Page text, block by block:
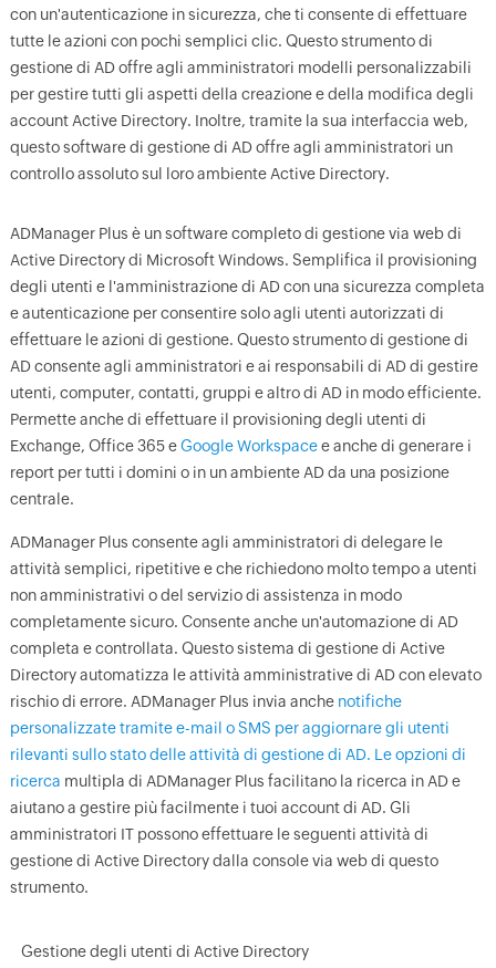
con un'autenticazione in sicurezza, che ti consente di effettuare
tutte le azioni con pochi semplici clic. Questo strumento di
gestione di AD offre agli amministratori modelli personalizzabili
per gestire tutti gli aspetti della creazione e della modifica degli
account Active Directory. Inoltre, tramite la sua interfaccia web,
questo software di gestione di AD offre agli amministratori un
controllo assoluto sul loro ambiente Active Directory.
ADManager Plus è un software completo di gestione via web di
Active Directory di Microsoft Windows. Semplifica il provisioning
degli utenti e l'amministrazione di AD con una sicurezza completa
e autenticazione per consentire solo agli utenti autorizzati di
effettuare le azioni di gestione. Questo strumento di gestione di
AD consente agli amministratori e ai responsabili di AD di gestire
utenti, computer, contatti, gruppi e altro di AD in modo efficiente.
Permette anche di effettuare il provisioning degli utenti di
Exchange, Office 365 eGoogle Workspacee anche di generare i
report per tutti i domini o in un ambiente AD da una posizione
centrale.
ADManager Plus consente agli amministratori di delegare le
attività semplici, ripetitive e che richiedono molto tempo a utenti
non amministrativi o del servizio di assistenza in modo
completamente sicuro. Consente anche un'automazione di AD
completa e controllata. Questo sistema di gestione di Active
Directory automatizza le attività amministrative di AD con elevato
rischio di errore. ADManager Plus invia anche notifiche
personalizzate tramite e-mail o SMS per aggiornare gli utenti
rilevanti sullo stato delle attività di gestione di AD. Le opzioni di
ricerca multipla di ADManager Plus facilitano la ricerca in AD e
aiutano a gestire più facilmente i tuoi account di AD. Gli
amministratori IT possono effettuare le seguenti attività di
gestione di Active Directory dalla console via web di questo
strumento.
Gestione degli utenti di Active Directory